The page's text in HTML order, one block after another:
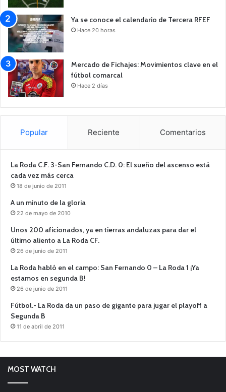
Ya se conoce el calendario de Tercera RFEF
Hace 20 horas
Mercado de Fichajes: Movimientos clave en el
fútbol comarcal
Hace 2 días
Popular Reciente Comentarios
La Roda C.F. 3-San Fernando C.D. 0: El sueño del ascenso está
cada vez más cerca
18 de junio de 2011
A un minuto de la gloria
22 de mayo de 2010
Unos 200 aficionados, ya en tierras andaluzas para dar el
último aliento a La Roda CF.
26 de junio de 2011
La Roda habló en el campo: San Fernando 0 – La Roda 1 ¡Ya
estamos en segunda B!
26 de junio de 2011
Fútbol.- La Roda da un paso de gigante para jugar el playoff a
Segunda B
11 de abril de 2011
MOST WATCH